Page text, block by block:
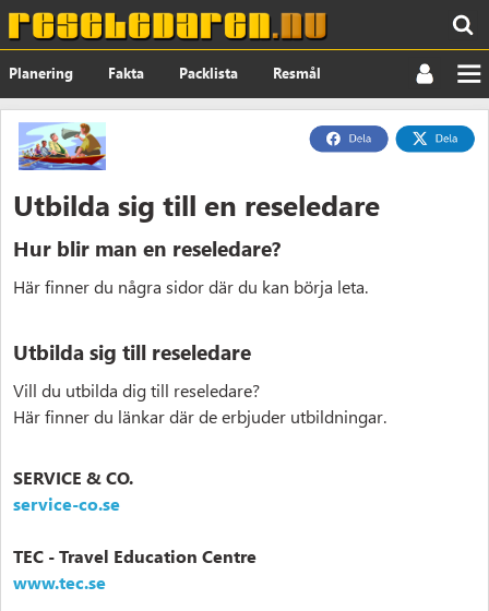
Planering Fakta Packlista Resmål
Nyheter
Utbilda sig till en reseledare
Hur blir man en reseledare?
Här finner du några sidor där du kan börja leta.
Utbilda sig till reseledare
Vill du utbilda dig till reseledare?
Här finner du länkar där de erbjuder utbildningar.
SERVICE & CO.
service-co.se
TEC - Travel Education Centre
www.tec.se